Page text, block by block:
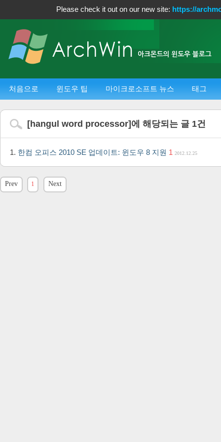
Please check it out on our new site: https://
처음으로 윈도우 팁 마이크로소프트 뉴스 태그
[hangul word processor]에 해당되는 글 1건
한컴 오피스 2010 SE 업데이트: 윈도우 8 지원 1 2012.12.25
Prev 1 Next